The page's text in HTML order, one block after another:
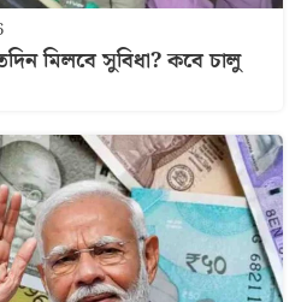
মিলবে সুবিধা? কবে চালু